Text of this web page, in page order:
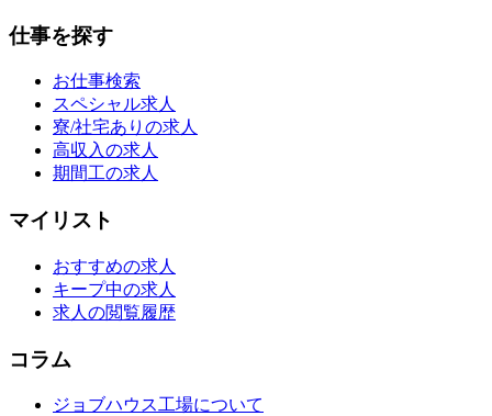
仕事を探す
お仕事検索
スペシャル求人
寮/社宅ありの求人
高収入の求人
期間工の求人
マイリスト
おすすめの求人
キープ中の求人
求人の閲覧履歴
コラム
ジョブハウス工場について